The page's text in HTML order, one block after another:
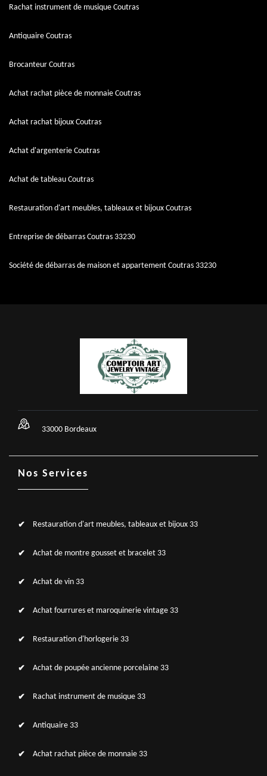
Rachat instrument de musique Coutras
Antiquaire Coutras
Brocanteur Coutras
Achat rachat pièce de monnaie Coutras
Achat rachat bijoux Coutras
Achat d'argenterie Coutras
Achat de tableau Coutras
Restauration d'art meubles, tableaux et bijoux Coutras
Entreprise de débarras Coutras 33230
Société de débarras de maison et appartement Coutras 33230
33000 Bordeaux
Nos Services
Restauration d'art meubles, tableaux et bijoux 33
Achat de montre gousset et bracelet 33
Achat de vin 33
Achat fourrures et maroquinerie vintage 33
Restauration d'horlogerie 33
Achat de poupée ancienne porcelaine 33
Rachat instrument de musique 33
Antiquaire 33
Achat rachat pièce de monnaie 33